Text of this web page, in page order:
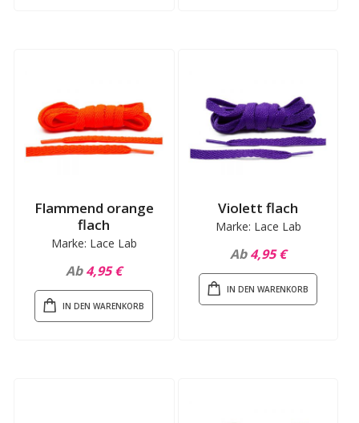
Flammend orange
flach
Marke: Lace Lab
Ab 4,95 €
IN DEN WARENKORB
Violett flach
Marke: Lace Lab
Ab 4,95 €
IN DEN WARENKORB